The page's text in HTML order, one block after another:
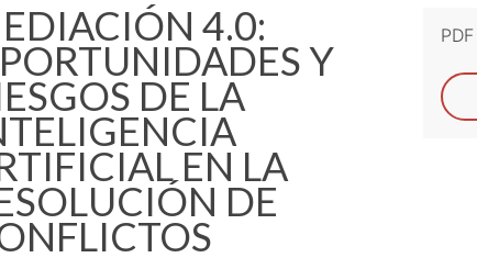
4.0:
Y
DE LA
EN LA
DE
PDF